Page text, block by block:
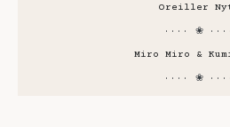
Oreiller
···· ❀ ····
Miro Miro &
···· ❀ ····